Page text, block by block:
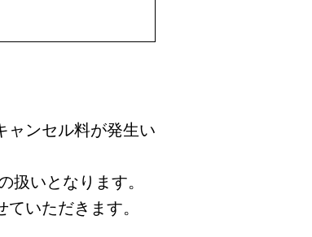
ャンセル料が発生い
いとなります。
いただきます。